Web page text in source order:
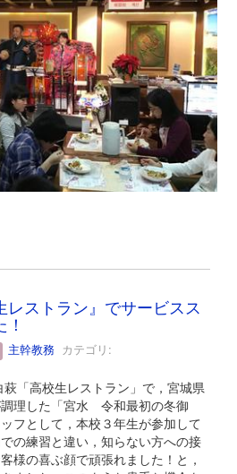
ストラン』でサービスス
主幹教務 カテゴリ:
「高校生レストラン」で，宮城県
理した「宮水 令和最初の冬御
フとして，本校３年生が参加して
の練習と違い，知らない方への接
様の喜ぶ顔で頑張れました！と，